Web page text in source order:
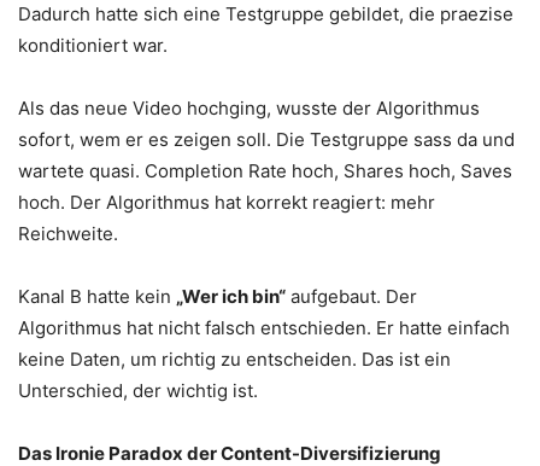
Dadurch hatte sich eine Testgruppe gebildet, die praezise
konditioniert war.
Als das neue Video hochging, wusste der Algorithmus
sofort, wem er es zeigen soll. Die Testgruppe sass da und
wartete quasi. Completion Rate hoch, Shares hoch, Saves
hoch. Der Algorithmus hat korrekt reagiert: mehr
Reichweite.
Kanal B hatte kein „Wer ich bin“ aufgebaut. Der
Algorithmus hat nicht falsch entschieden. Er hatte einfach
keine Daten, um richtig zu entscheiden. Das ist ein
Unterschied, der wichtig ist.
Das Ironie Paradox der Content-Diversifizierung